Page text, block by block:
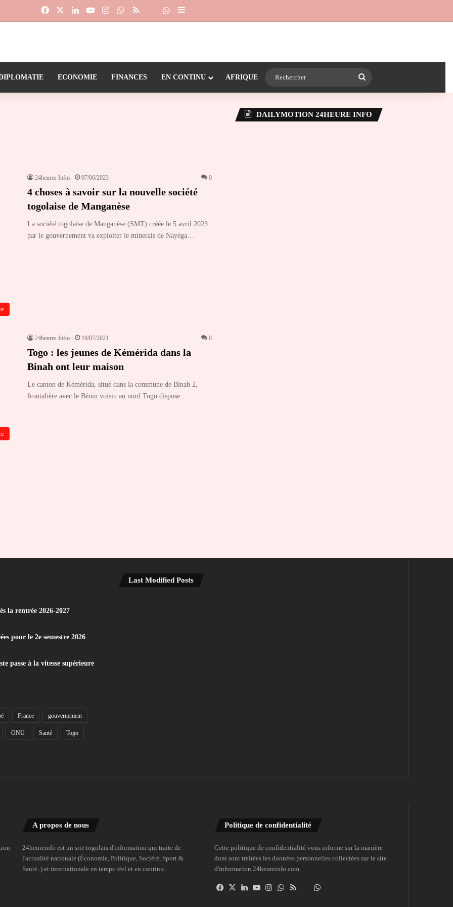
FacebookLinkedinYouTubeInstagramWhatsApp
RSS Dailymotion
Suivre la chaîne 24heureinfo sur WhatsApp
Sidebar (barre latérale)
ECONOMIE FINANCES EN CONTINU AFRIQUE
24heures Infos 07/06/2023 0
4 choses à savoir sur la nouvelle société
togolaise de Manganèse
La société togolaise de Manganèse (SMT) créée le 5 avril 2023
par le gouvernement va exploiter le minerais de Nayéga…
24heures Infos 19/07/2021 0
Togo : les jeunes de Kémérida dans la
Binah ont leur maison
Le canton de Kémérida, situé dans la commune de Binah 2,
frontalière avec le Bénin voisin au nord Togo dispose…
DAILYMOTION 24HEURE INFO
la rentrée 2026-2027
pour le 2e semestre 2026
passe à la vitesse supérieure
France gouvernement
ONU Santé Togo
Last Modified Posts
A propos de nous
24heureinfo est un site togolais d'information qui traite de
l'actualité nationale (Économie, Politique, Société, Sport &
Santé..) et internationale en temps réel et en continu.
Politique de confidentialité
Cette politique de confidentialité vous informe sur la manière
dont sont traitées les données personnelles collectées sur le site
d'information 24heureinfo.com.
Facebook
X LinkedinYouTubeInstagramWhatsAppDailymotion